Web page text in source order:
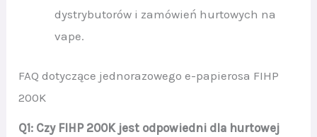
dystrybutorów i zamówień hurtowych na
vape.
FAQ dotyczące jednorazowego e-papierosa FIHP
200K
Q1: Czy FIHP 200K jest odpowiedni dla hurtowej